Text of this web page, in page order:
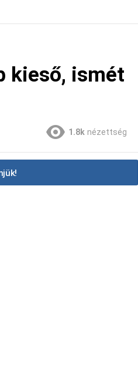
kieső, ismét
1.8k nézettség